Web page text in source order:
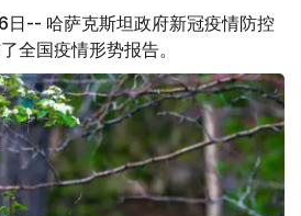
日-- 哈萨克斯坦政府新冠疫情防控
全国疫情形势报告。